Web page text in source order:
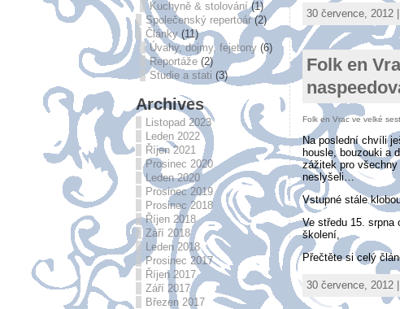
Kuchyně & stolování(1)
Společenský repertoár(2)
Články(11)
Úvahy, dojmy, fejetony(6)
Reportáže(2)
Studie a stati (3)
Archives
Listopad 2023
Leden 2022
Říjen 2021
Prosinec 2020
Leden 2020
Prosinec 2019
Prosinec 2018
Říjen 2018
Září 2018
Leden 2018
Prosinec 2017
Říjen 2017
Září 2017
Březen 2017
30 července, 2012
Folk en
Folk en Vrac ve velké
Na poslední chvíli
housle, bouzouki a
zážitek pro
neslyšeli…
Vstupné stále
Ve středu 15. srpna
školení,
Přečtěte si celý
30 července, 2012